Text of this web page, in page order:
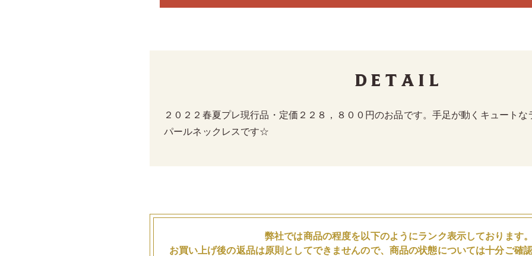
Detail
２０２２春夏プレ現行品・定価２２８，８００円のお品です。手足が動くキュート
パールネックレスです☆
弊社では商品の程度を以下のようにランク表示しております
お買い上げ後の返品は原則としてできませんので、商品の状態については十分ご確